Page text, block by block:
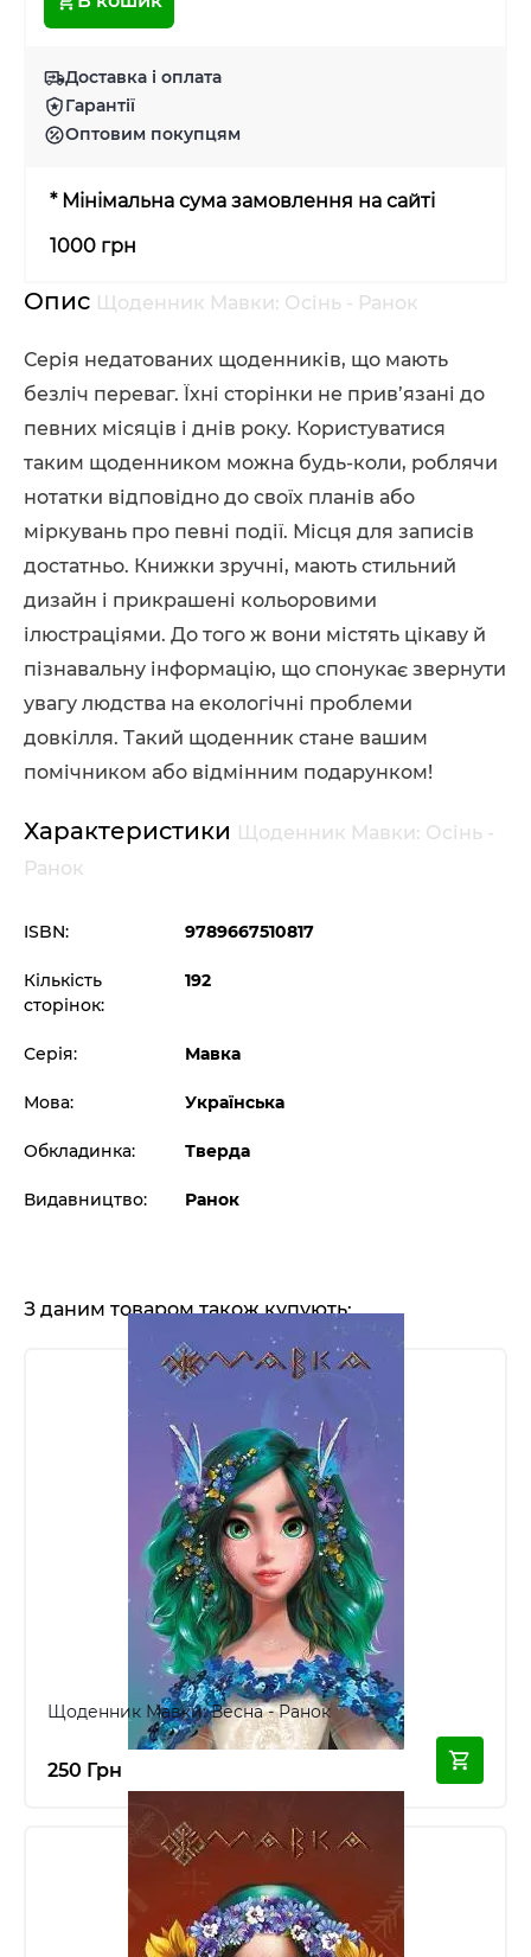
Доставка і оплата
Гарантії
Оптовим покупцям
* Мінімальна сума замовлення на сайті
1000 грн
Опис Щоденник Мавки: Осінь - Ранок
Серія недатованих щоденників, що мають
безліч переваг. Їхні сторінки не прив’язані до
певних місяців і днів року. Користуватися
таким щоденником можна будь-коли, роблячи
нотатки відповідно до своїх планів або
міркувань про певні події. Місця для записів
достатньо. Книжки зручні, мають стильний
дизайн і прикрашені кольоровими
ілюстраціями. До того ж вони містять цікаву й
пізнавальну інформацію, що спонукає звернути
увагу людства на екологічні проблеми
довкілля. Такий щоденник стане вашим
помічником або відмінним подарунком!
Характеристики Щоденник Мавки: Осінь -
Ранок
ISBN: 9789667510817
Кількість
сторінок:
192
Серія: Мавка
Мова: Українська
Обкладинка: Тверда
Видавництво: Ранок
З даним товаром також купують:
Щоденник Мавки: Весна - Ранок
250 Грн